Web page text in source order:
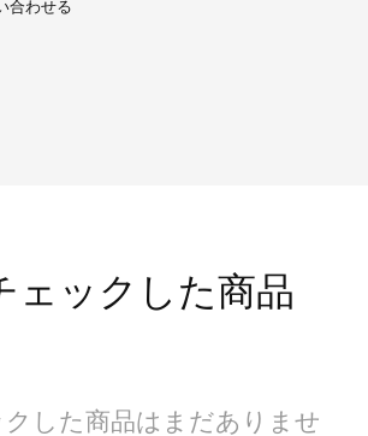
合わせる
ェックした商品
した商品はまだありませ